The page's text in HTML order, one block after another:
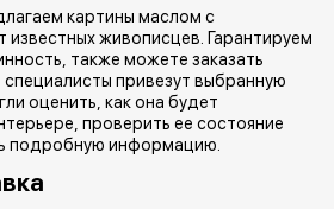
картины маслом с
живописцев. Гарантируем
также можете заказать
привезут выбранную
оценить, как она будет
проверить ее состояние
подробную информацию.